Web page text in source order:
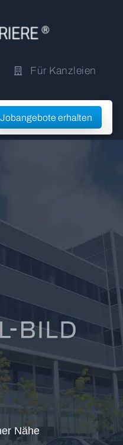
Für Kanzleien
Jobangebote erhalten
Nähe